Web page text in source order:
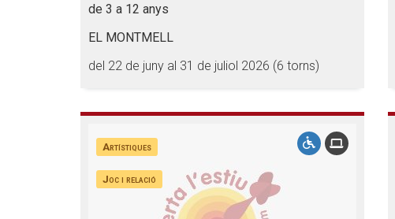
de 3 a 12 anys
EL MONTMELL
del 22 de juny al 31 de juliol 2026 (6 torns)
Artístiques
Joc i relació